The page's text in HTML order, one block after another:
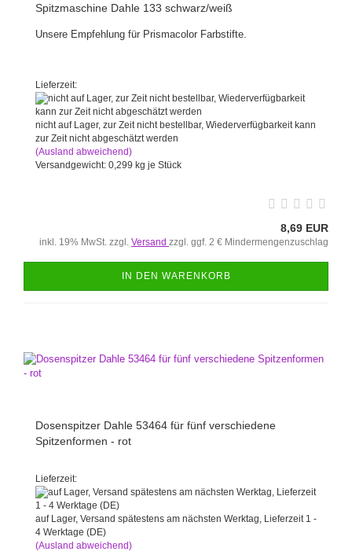
Spitzmaschine Dahle 133 schwarz/weiß
Unsere Empfehlung für Prismacolor Farbstifte.
Lieferzeit:
nicht auf Lager, zur Zeit nicht bestellbar, Wiederverfügbarkeit kann
zur Zeit nicht abgeschätzt werden
(Ausland abweichend)
Versandgewicht: 0,299 kg je Stück
8,69 EUR
inkl. 19% MwSt. zzgl. Versand zzgl. ggf. 2 € Mindermengenzuschlag
IN DEN WARENKORB
Dosenspitzer Dahle 53464 für fünf verschiedene
Spitzenformen - rot
Lieferzeit:
auf Lager, Versand spätestens am nächsten Werktag, Lieferzeit 1 -
4 Werktage (DE)
(Ausland abweichend)